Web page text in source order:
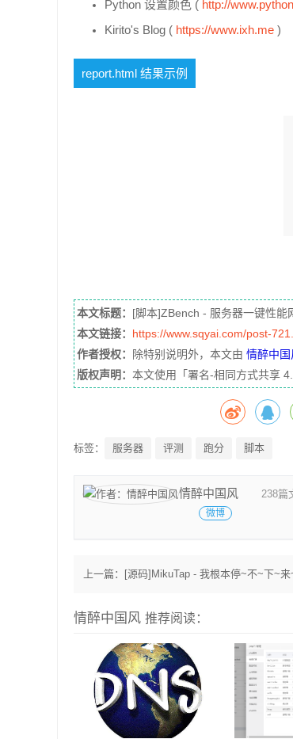
Python 设置颜色 ( http://
Kirito's Blog ( https://www.ixh.me )
report.html 结果示例
本文标题： [脚本]ZBench - 服务器一键性能
本文链接： https://www.sqyai.com/post-
作者授权：
除特别说明外，本文由 情醉中国
版权声明： 本文使用「署名-相同方式共享
标签： 服务器 评测 跑分 脚本
情醉中国风 238篇
微博
上一篇： [源码]MikuTap - 我根本停~不~下~来
情醉中国风 推荐阅读：